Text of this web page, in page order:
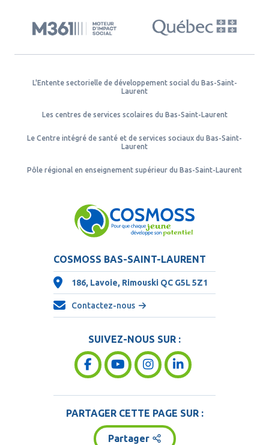
L'Entente sectorielle de développement social du Bas-Saint-
Laurent
Les centres de services scolaires du Bas-Saint-Laurent
Le Centre intégré de santé et de services sociaux du Bas-Saint-
Laurent
Pôle régional en enseignement supérieur du Bas-Saint-Laurent
COSMOSS BAS-SAINT-LAURENT
186, Lavoie, Rimouski QC G5L 5Z1
Contactez-nous
SUIVEZ-NOUS SUR :
PARTAGER CETTE PAGE SUR :
Partager